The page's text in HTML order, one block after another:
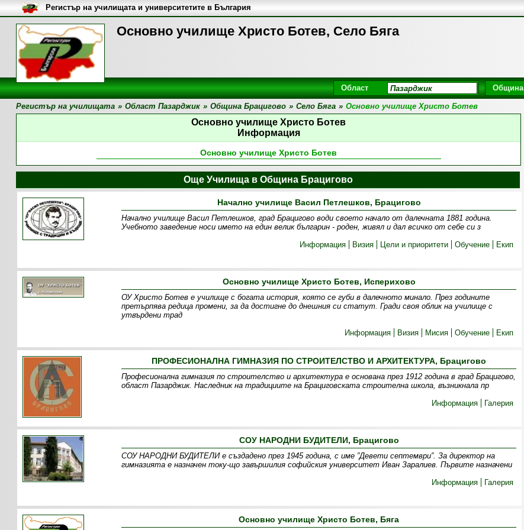
Основно училище Христо Ботев, Село Бяга
Регистър на училищата и университетите в България
Област Община
Регистър на училищата » Област Пазарджик » Община Брацигово » Село Бяга » Основно училище Христо Ботев
Основно училище Христо Ботев
Информация
Основно училище Христо Ботев
Още Училища в Община Брацигово
Начално училище Васил Петлешков, Брацигово
Начално училище Васил Петлешков, град Брацигово води своето начало от далечната 1881 година.
Учебното заведение носи името на един велик българин - роден, живял и дал всичко от себе си з
Информация
Визия Цели и приоритети Обучение Екип
Основно училище Христо Ботев, Исперихово
ОУ Христо Ботев е училище с богата история, която се губи в далечното минало. През годините
претърпява редица промени, за да достигне до днешния си статут. Гради своя облик на училище с
утвърдени трад
Информация
Визия Мисия Обучение Екип
ПРОФЕСИОНАЛНА ГИМНАЗИЯ ПО СТРОИТЕЛСТВО И АРХИТЕКТУРА, Брацигово
Професионална гимназия по строителство и архитектура е основана през 1912 година в град Брацигово,
област Пазарджик. Наследник на традициите на Брациговската строителна школа, възникнала пр
Информация
Галерия
СОУ НАРОДНИ БУДИТЕЛИ, Брацигово
СОУ НАРОДНИ БУДИТЕЛИ е създадено през 1945 година, с име ”Девети септември”. За директор на
гимназията е назначен току-що завършилия софийския университет Иван Заралиев. Първите назначени
Информация
Галерия
Основно училище Христо Ботев, Бяга